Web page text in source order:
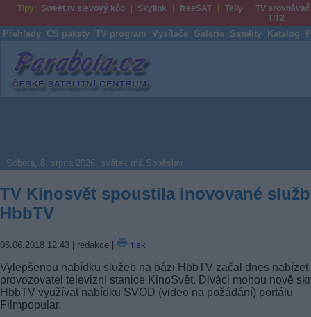
Tipy: Sweet.tv slevový kód Skylink freeSAT Telly
TV srovnávač
T/T2
Přehledy ČS pakety TV program Vysílače Galerie Satelity Katalog
Parabola.cz
Sobota, 8. srpna 2026, svátek má Soběslav
TV Kinosvět spoustila inovované
HbbTV
06.06.2018 12:43 | redakce | tisk
Vylepšenou nabídku služeb na bázi HbbTV začal dnes nabízet
provozovatel televizní stanice KinoSvět. Diváci mohou nově
HbbTV využívat nabídku SVOD (video na požádání) portálu
Filmpopular.